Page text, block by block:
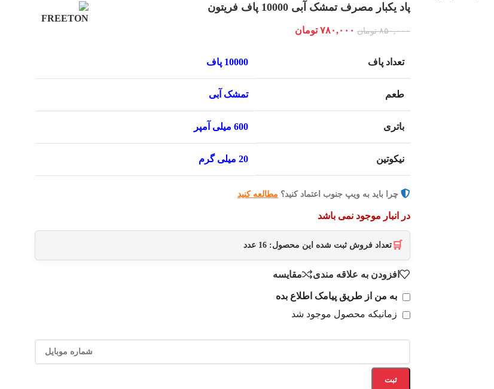
پاد یکبار مصرف تمشک آبی 10000 پاف فریتون
۸۵۰,۰۰۰ تومان ۷۸۰,۰۰۰ تومان
تعداد پاف 10000 پاف
طعم تمشک آبی
باتری 600 میلی آمپر
نیکوتین 20 میلی گرم
چرا باید به ویپ جنوب اعتماد کنید؟ مطالعه کنید
در انبار موجود نمی باشد
🛒 تعداد فروش ثبت شده این محصول: 16 عدد
افزودن به علاقه مندی مقایسه
به من از طریق پیامک اطلاع بده
زمانیکه محصول موجود شد
ثبت